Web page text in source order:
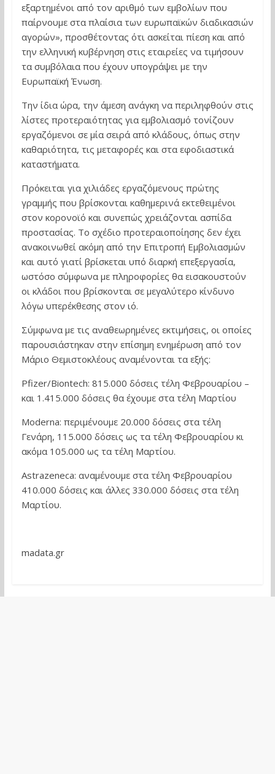
εξαρτημένοι από τον αριθμό των εμβολίων που
παίρνουμε στα πλαίσια των ευρωπαϊκών διαδικασιών
αγορών», προσθέτοντας ότι ασκείται πίεση και από
την ελληνική κυβέρνηση στις εταιρείες να τιμήσουν
τα συμβόλαια που έχουν υπογράψει με την
Ευρωπαϊκή Ένωση.
Την ίδια ώρα, την άμεση ανάγκη να περιληφθούν στις
λίστες προτεραιότητας για εμβολιασμό τονίζουν
εργαζόμενοι σε μία σειρά από κλάδους, όπως στην
καθαριότητα, τις μεταφορές και στα εφοδιαστικά
καταστήματα.
Πρόκειται για χιλιάδες εργαζόμενους πρώτης
γραμμής που βρίσκονται καθημερινά εκτεθειμένοι
στον κορονοϊό και συνεπώς χρειάζονται ασπίδα
προστασίας. Το σχέδιο προτεραιοποίησης δεν έχει
ανακοινωθεί ακόμη από την Επιτροπή Εμβολιασμών
και αυτό γιατί βρίσκεται υπό διαρκή επεξεργασία,
ωστόσο σύμφωνα με πληροφορίες θα εισακουστούν
οι κλάδοι που βρίσκονται σε μεγαλύτερο κίνδυνο
λόγω υπερέκθεσης στον ιό.
Σύμφωνα με τις αναθεωρημένες εκτιμήσεις, οι οποίες
παρουσιάστηκαν στην επίσημη ενημέρωση από τον
Μάριο Θεμιστοκλέους αναμένονται τα εξής:
Pfizer/Biontech: 815.000 δόσεις τέλη Φεβρουαρίου –
και 1.415.000 δόσεις θα έχουμε στα τέλη Μαρτίου
Moderna: περιμένουμε 20.000 δόσεις στα τέλη
Γενάρη, 115.000 δόσεις ως τα τέλη Φεβρουαρίου κι
ακόμα 105.000 ως τα τέλη Μαρτίου.
Astrazeneca: αναμένουμε στα τέλη Φεβρουαρίου
410.000 δόσεις και άλλες 330.000 δόσεις στα τέλη
Μαρτίου.
madata.gr